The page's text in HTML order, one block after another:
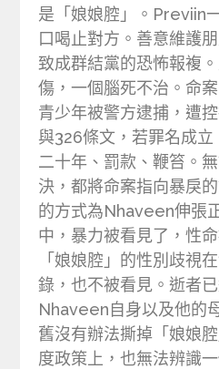
是「娘娘腔」。Previin
口喝止對方。善意維護
致成群結黨的恐怖報複
傷，一個腦死不治。命
青少年被警方逮捕，遭
與326條文，若罪名成
二十年、罰款、鞭笞。
決，都將命案指向暴戾
的方式為Nhaveen伸張
中，暴力被看見了，性
「娘娘腔」的性別歧視
錄，也不被看見。逝者
Nhaveen自身以及他的
舊沒有辦法撕掉「娘娘
度政策上，也無法辨識